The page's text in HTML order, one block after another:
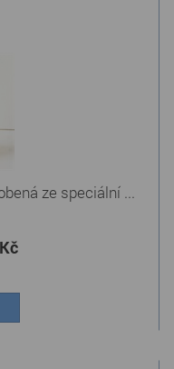
ze speciální ...